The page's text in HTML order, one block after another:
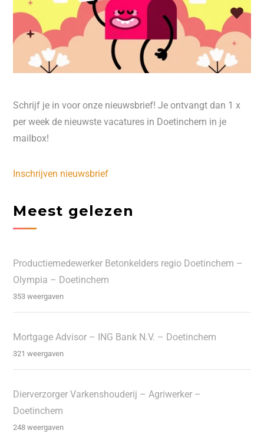
Schrijf je in voor onze nieuwsbrief! Je ontvangt dan 1 x
per week de nieuwste vacatures in Doetinchem in je
mailbox!
Inschrijven nieuwsbrief
Meest gelezen
Productiemedewerker Betonkelders regio Doetinchem –
Olympia – Doetinchem
353 weergaven
Mortgage Advisor – ING Bank N.V. – Doetinchem
321 weergaven
Dierverzorger Varkenshouderij – Agriwerker –
Doetinchem
248 weergaven